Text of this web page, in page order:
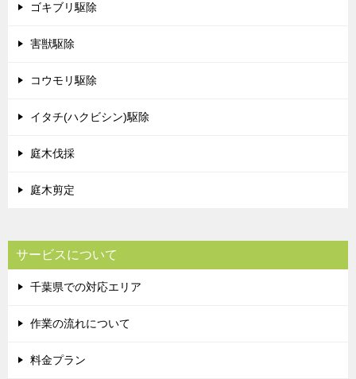
ゴキブリ駆除
害獣駆除
コウモリ駆除
イタチ(ハクビシン)駆除
庭木伐採
庭木剪定
サービスについて
千葉県での対応エリア
作業の流れについて
料金プラン